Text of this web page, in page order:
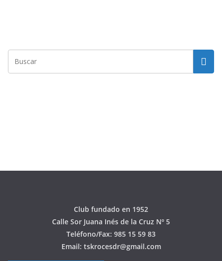
Club fundado en 1952
Calle Sor Juana Inés de la Cruz Nº 5
Teléfono/Fax: 985 15 59 83
Email: tskrocesdr@gmail.com